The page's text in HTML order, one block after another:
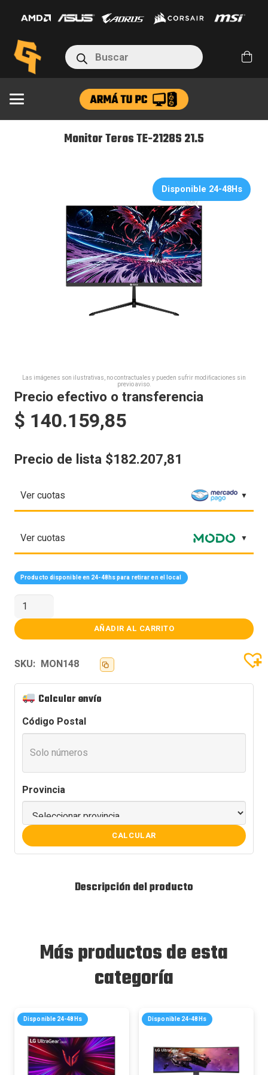
Búsqueda
de
productos
Monitor Teros TE-2128S 21.5
Disponible 24-48Hs
Las imágenes son ilustrativas, no contractuales y pueden sufrir modificaciones sin
previo aviso.
Precio efectivo o transferencia
$ 140.159,85
Precio de lista $182.207,81
Ver cuotas
Ver cuotas
Producto disponible en 24-48hs para retirar en el local
Monitor
Teros
TE-
2128S
21.5
AÑADIR AL CARRITO
SKU: MON148
Calcular envío
Código Postal
Provincia
CALCULAR
Descripción del producto
Más productos de esta
categoría
Disponible 24-48Hs Disponible 24-48Hs
2128S
21.5
cantidad